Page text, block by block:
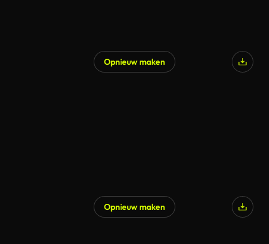
Opnieuw maken
Opnieuw maken